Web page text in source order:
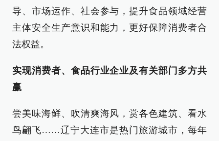
导、市场运作、社会参与，提升食品领域经营
主体安全生产意识和能力，更好保障消费者合
法权益。
实现消费者、食品行业企业及有关部门多方共
赢
尝美味海鲜、吹清爽海风，赏各色建筑、看水
鸟翩飞……辽宁大连市是热门旅游城市，每年